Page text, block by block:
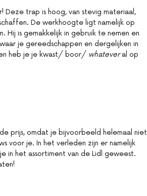
Deze trap is hoog, van stevig materiaal,
De werkhoogte ligt namelijk op
Hij is gemakkelijk in gebruik te nemen en
je gereedschappen en dergelijken in
heb je je kwast/ boor/ whateveral op
prijs, omdat je bijvoorbeeld helemaal niet
voor je. In het verleden zijn er namelijk
in het assortiment van de Lidl geweest.